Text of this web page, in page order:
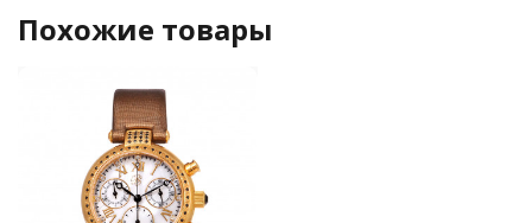
Похожие товары